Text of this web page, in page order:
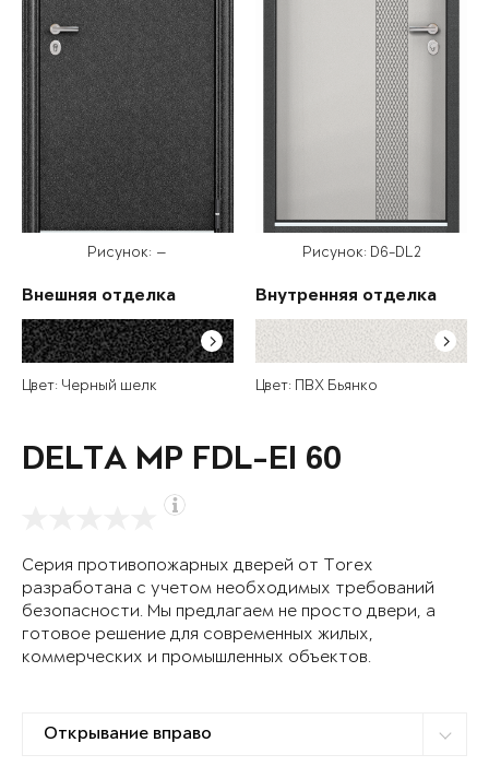
Рисунок: —
Внешняя отделка
Цвет: Черный шелк
Рисунок: D6-DL2
Внутренняя отделка
Цвет: ПВХ Бьянко
DELTA MP FDL-EI 60
Серия противопожарных дверей от Torex
разработана с учетом необходимых требований
безопасности. Мы предлагаем не просто двери, а
готовое решение для современных жилых,
коммерческих и промышленных объектов.